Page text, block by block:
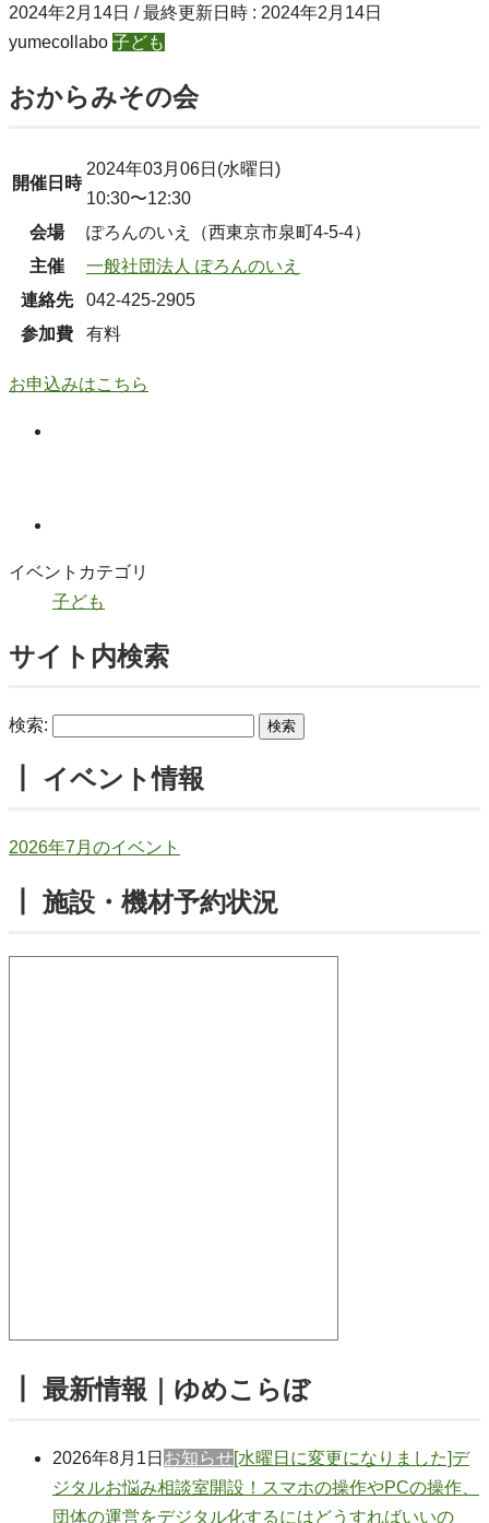
2024年2月14日 / 最終更新日時 : 2024年2月14日
yumecollabo 子ども
おからみその会
開催日時
2024年03月06日(水曜日)
10:30〜12:30
会場
ぽろんのいえ（西東京市泉町4-5-4）
主催
一般社団法人 ぽろんのいえ
連絡先
042-425-2905
参加費
有料
お申込みはこちら
イベントカテゴリ
子ども
サイト内検索
検索:
┃ イベント情報
2026年7月のイベント
┃ 施設・機材予約状況
┃ 最新情報｜ゆめこらぼ
2026年8月1日 お知らせ[水曜日に変更になりました]デ
ジタルお悩み相談室開設！スマホの操作やPCの操作、
団体の運営をデジタル化するにはどうすればいいの